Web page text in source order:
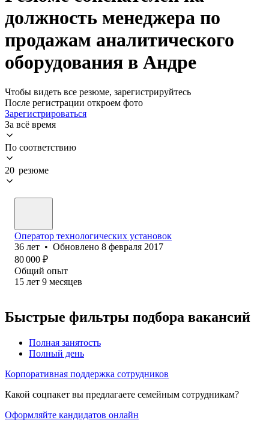
должность менеджера по
продажам аналитического
оборудования в Андре
Чтобы видеть все резюме, зарегистрируйтесь
После регистрации откроем фото
Зарегистрироваться
За всё время
По соответствию
20 резюме
Оператор технологических установок
36 лет • Обновлено 8 февраля 2017
80 000 ₽
Общий опыт
15 лет 9 месяцев
Быстрые фильтры подбора вакансий
Полная занятость
Полный день
Корпоративная поддержка сотрудников
Какой соцпакет вы предлагаете семейным сотрудникам?
Оформляйте кандидатов онлайн